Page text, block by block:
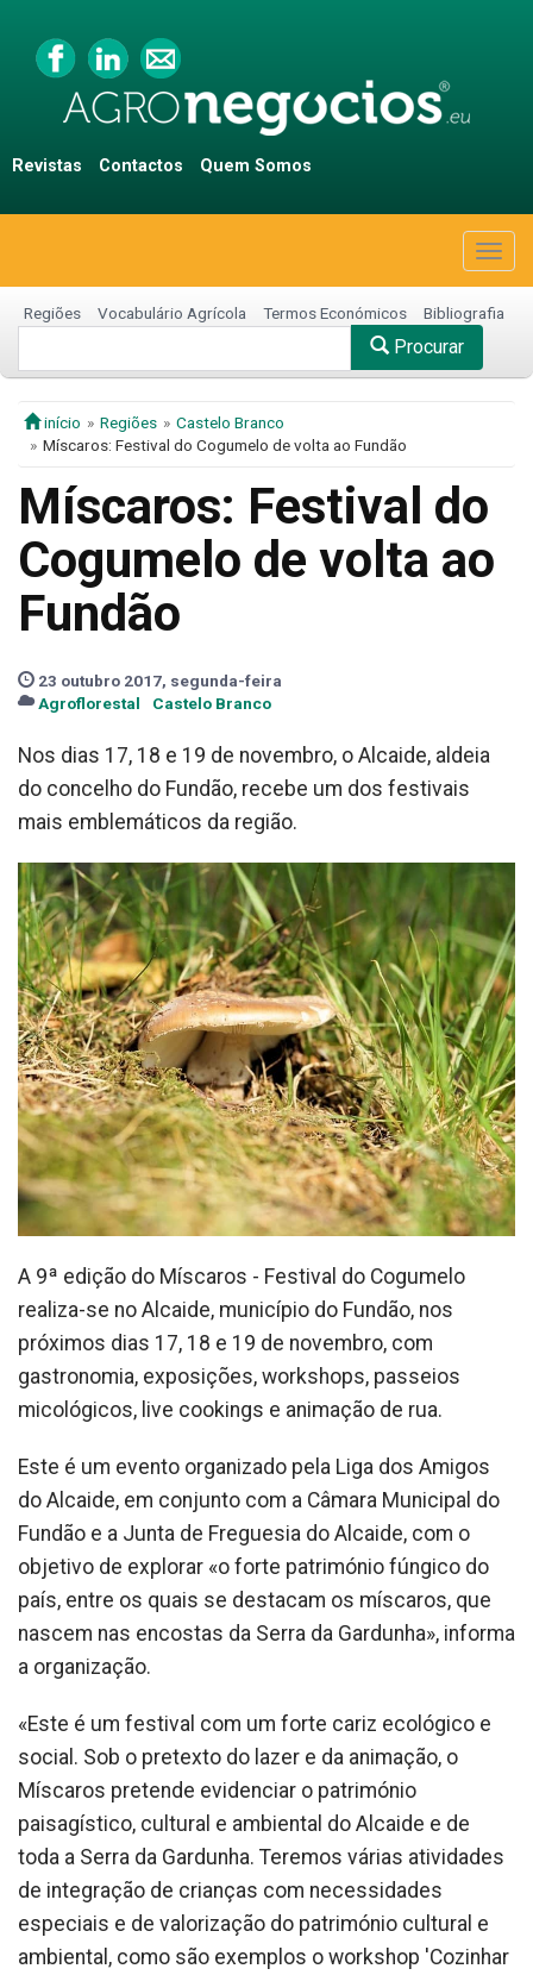
Revistas Contactos Quem Somos
Regiões Vocabulário Agrícola Termos Económicos Bibliografia
Procurar
início Regiões
Castelo Branco
Míscaros: Festival do Cogumelo de volta ao Fundão
Míscaros: Festival do
Cogumelo de volta ao
Fundão
23 outubro 2017, segunda-feira
Agroflorestal
Castelo Branco
Nos dias 17, 18 e 19 de novembro, o Alcaide, aldeia
do concelho do Fundão, recebe um dos festivais
mais emblemáticos da região.
A 9ª edição do Míscaros - Festival do Cogumelo
realiza-se no Alcaide, município do Fundão, nos
próximos dias 17, 18 e 19 de novembro, com
gastronomia, exposições, workshops, passeios
micológicos, live cookings e animação de rua.
Este é um evento organizado pela Liga dos Amigos
do Alcaide, em conjunto com a Câmara Municipal do
Fundão e a Junta de Freguesia do Alcaide, com o
objetivo de explorar «o forte património fúngico do
país, entre os quais se destacam os míscaros, que
nascem nas encostas da Serra da Gardunha», informa
a organização.
«Este é um festival com um forte cariz ecológico e
social. Sob o pretexto do lazer e da animação, o
Míscaros pretende evidenciar o património
paisagístico, cultural e ambiental do Alcaide e de
toda a Serra da Gardunha. Teremos várias atividades
de integração de crianças com necessidades
especiais e de valorização do património cultural e
ambiental, como são exemplos o workshop 'Cozinhar